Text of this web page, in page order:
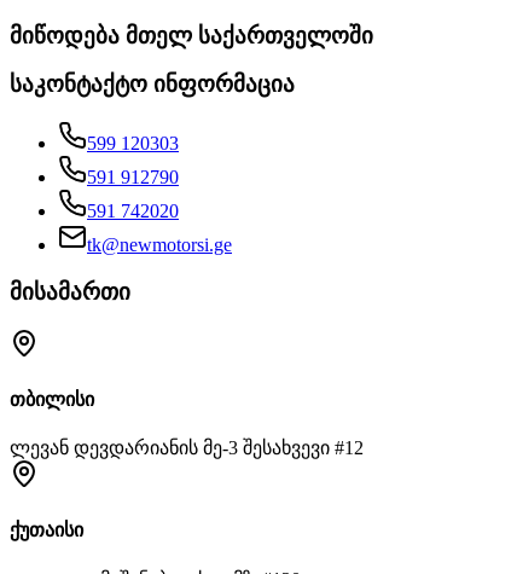
მიწოდება მთელ საქართველოში
საკონტაქტო ინფორმაცია
599 120303
591 912790
591 742020
tk@newmotorsi.ge
მისამართი
თბილისი
ლევან დევდარიანის მე-3 შესახვევი #12
ქუთაისი